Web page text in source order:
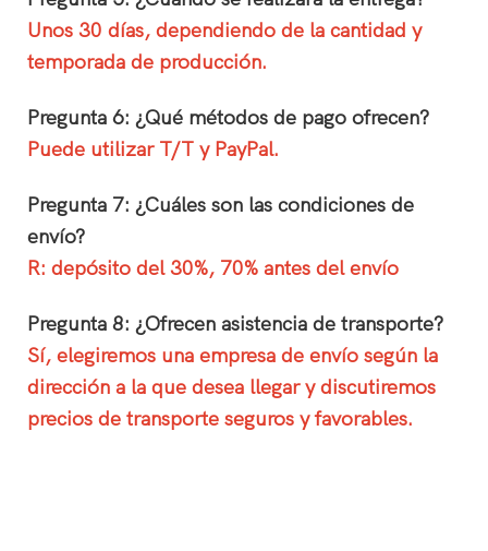
Unos 30 días, dependiendo de la cantidad y
temporada de producción.
Pregunta 6: ¿Qué métodos de pago ofrecen?
Puede utilizar T/T y PayPal.
Pregunta 7: ¿Cuáles son las condiciones de
envío?
R: depósito del 30%, 70% antes del envío
Pregunta 8: ¿Ofrecen asistencia de transporte?
Sí, elegiremos una empresa de envío según la
dirección a la que desea llegar y discutiremos
precios de transporte seguros y favorables.